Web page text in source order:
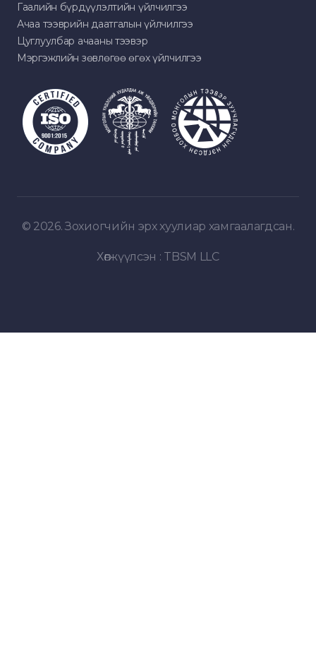
Гаалийн бүрдүүлэлтийн үйлчилгээ
Ачаа тээврийн даатгалын үйлчилгээ
Цуглуулбар ачааны тээвэр
Мэргэжлийн зөвлөгөө өгөх үйлчилгээ
© 2026. Зохиогчийн эрх хуулиар хамгаалагдсан.
Хөгжүүлсэн : TBSM LLC